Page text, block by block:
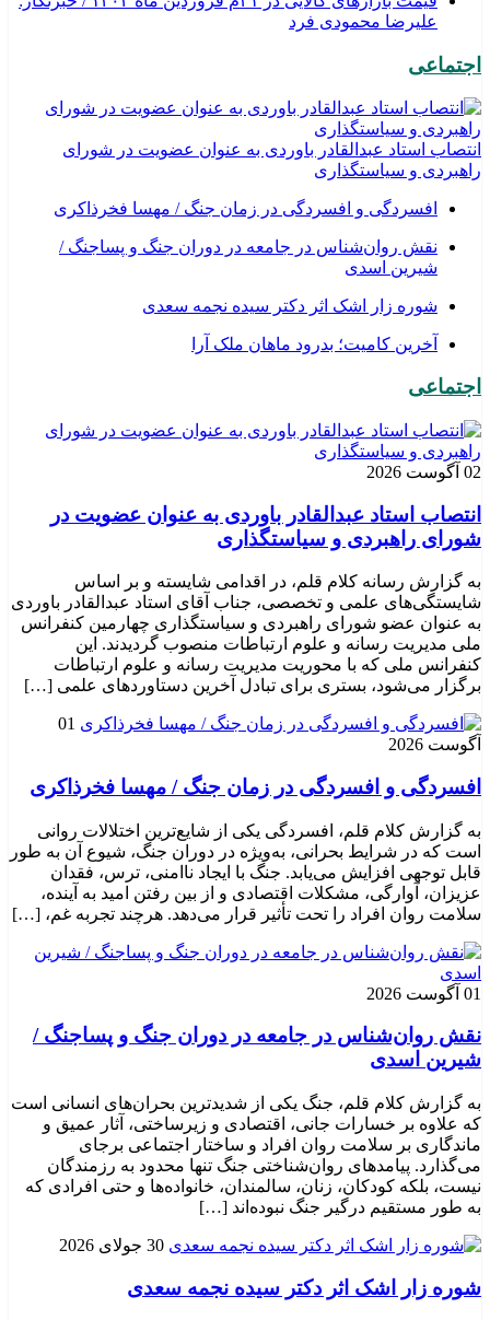
علیرضا محمودی فرد
اجتماعی
انتصاب استاد عبدالقادر باوردی به عنوان عضویت در شورای
راهبردی و سیاستگذاری
افسردگی و افسردگی در زمان جنگ / مهسا فخرذاکری
نقش روان‌شناس در جامعه در دوران جنگ و پساجنگ /
شیرین اسدی
شوره زار اشک اثر دکتر سیده نجمه سعدی
​آخرین کامیت؛ بدرود ماهان ملک آرا
اجتماعی
02 آگوست 2026
انتصاب استاد عبدالقادر باوردی به عنوان عضویت در
شورای راهبردی و سیاستگذاری
به گزارش رسانه کلام قلم، در اقدامی شایسته و بر اساس
شایستگی‌های علمی و تخصصی، جناب آقای استاد عبدالقادر باوردی
به عنوان عضو شورای راهبردی و سیاستگذاری چهارمین کنفرانس
ملی مدیریت رسانه و علوم ارتباطات منصوب گردیدند. این
کنفرانس ملی که با محوریت مدیریت رسانه و علوم ارتباطات
برگزار می‌شود، بستری برای تبادل آخرین دستاوردهای علمی […]
01
آگوست 2026
افسردگی و افسردگی در زمان جنگ / مهسا فخرذاکری
به گزارش کلام قلم، افسردگی یکی از شایع‌ترین اختلالات روانی
است که در شرایط بحرانی، به‌ویژه در دوران جنگ، شیوع آن به طور
قابل توجهی افزایش می‌یابد. جنگ با ایجاد ناامنی، ترس، فقدان
عزیزان، آوارگی، مشکلات اقتصادی و از بین رفتن امید به آینده،
سلامت روان افراد را تحت تأثیر قرار می‌دهد. هرچند تجربه غم، […]
01 آگوست 2026
نقش روان‌شناس در جامعه در دوران جنگ و پساجنگ /
شیرین اسدی
به گزارش کلام قلم، جنگ یکی از شدیدترین بحران‌های انسانی است
که علاوه بر خسارات جانی، اقتصادی و زیرساختی، آثار عمیق و
ماندگاری بر سلامت روان افراد و ساختار اجتماعی برجای
می‌گذارد. پیامدهای روان‌شناختی جنگ تنها محدود به رزمندگان
نیست، بلکه کودکان، زنان، سالمندان، خانواده‌ها و حتی افرادی که
به طور مستقیم درگیر جنگ نبوده‌اند […]
30 جولای 2026
شوره زار اشک اثر دکتر سیده نجمه سعدی